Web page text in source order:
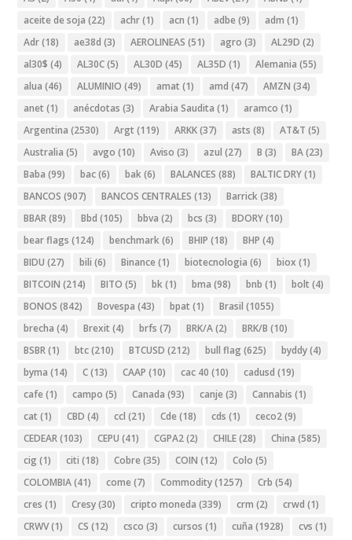
aceite de soja (22) achr(1) acn (1) adbe (9) adm (1)
Adr(18) ae38d (3) AEROLINEAS (51) agro (3) AL29D (2)
al30$ (4) AL30C(5) AL30D (45) AL35D (1) Alemania (55)
alua (46) ALUMINIO (49) amat (1) amd (47) AMZN (34)
anet (1) anécdotas (3) Arabia Saudita (1) aramco (1)
Argentina (2530) Argt (119) ARKK(37) asts (8) AT&T (5)
Australia (5) avgo (10) Aviso (3) azul (27) B (3) BA(23)
Baba (99) bac(6) bak(6) BALANCES (88) BALTIC DRY(1)
BANCOS (907) BANCOS CENTRALES (13) Barrick(38)
BBAR(89) Bbd (105) bbva (2) bcs (3) BDORY(10)
bear flags (124) benchmark(6) BHIP (18) BHP (4)
BIDU (27) bili (6) Binance (1) biotecnologia (6) biox (1)
BITCOIN (214) BITO (5) bk(1) bma (98) bnb (1) bolt (4)
BONOS (842) Bovespa (43) bpat (1) Brasil (1055)
brecha (4) Brexit (4) brfs (7) BRK/A(2) BRK/B (10)
BSBR(1) btc(210) BTCUSD (212) bull flag (625) byddy(4)
byma (14) C(13) CAAP (10) cac 40 (10) cadusd (19)
cafe (1) campo (5) Canada (93) canje (3) Cannabis (1)
cat (1) CBD (4) ccl (21) Cde (18) cds (1) ceco2(9)
CEDEAR(103) CEPU (41) CGPA2(2) CHILE(28) China (585)
cig (1) citi (18) Cobre (35) COIN (12) Colo (5)
COLOMBIA(41) come (7) Commodity(1257) Crb (54)
cres (1) Cresy(30) cripto moneda (339) crm (2) crwd (1)
CRWV(1) CS (12) csco (3) cursos (1) cuña (1928) cvs (1)